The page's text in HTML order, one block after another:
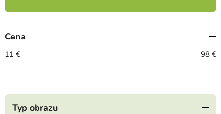
n
e
p
r
d
u
Cena
11 € 98 €
Typ obrazu